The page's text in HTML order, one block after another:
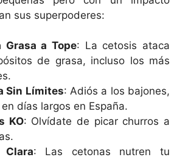
sus superpoderes:
Grasa a Tope: La cetosis ataca
de grasa, incluso los más
Sin Límites: Adiós a los bajones,
días largos en España.
KO: Olvídate de picar churros a
Clara: Las cetonas nutren tu